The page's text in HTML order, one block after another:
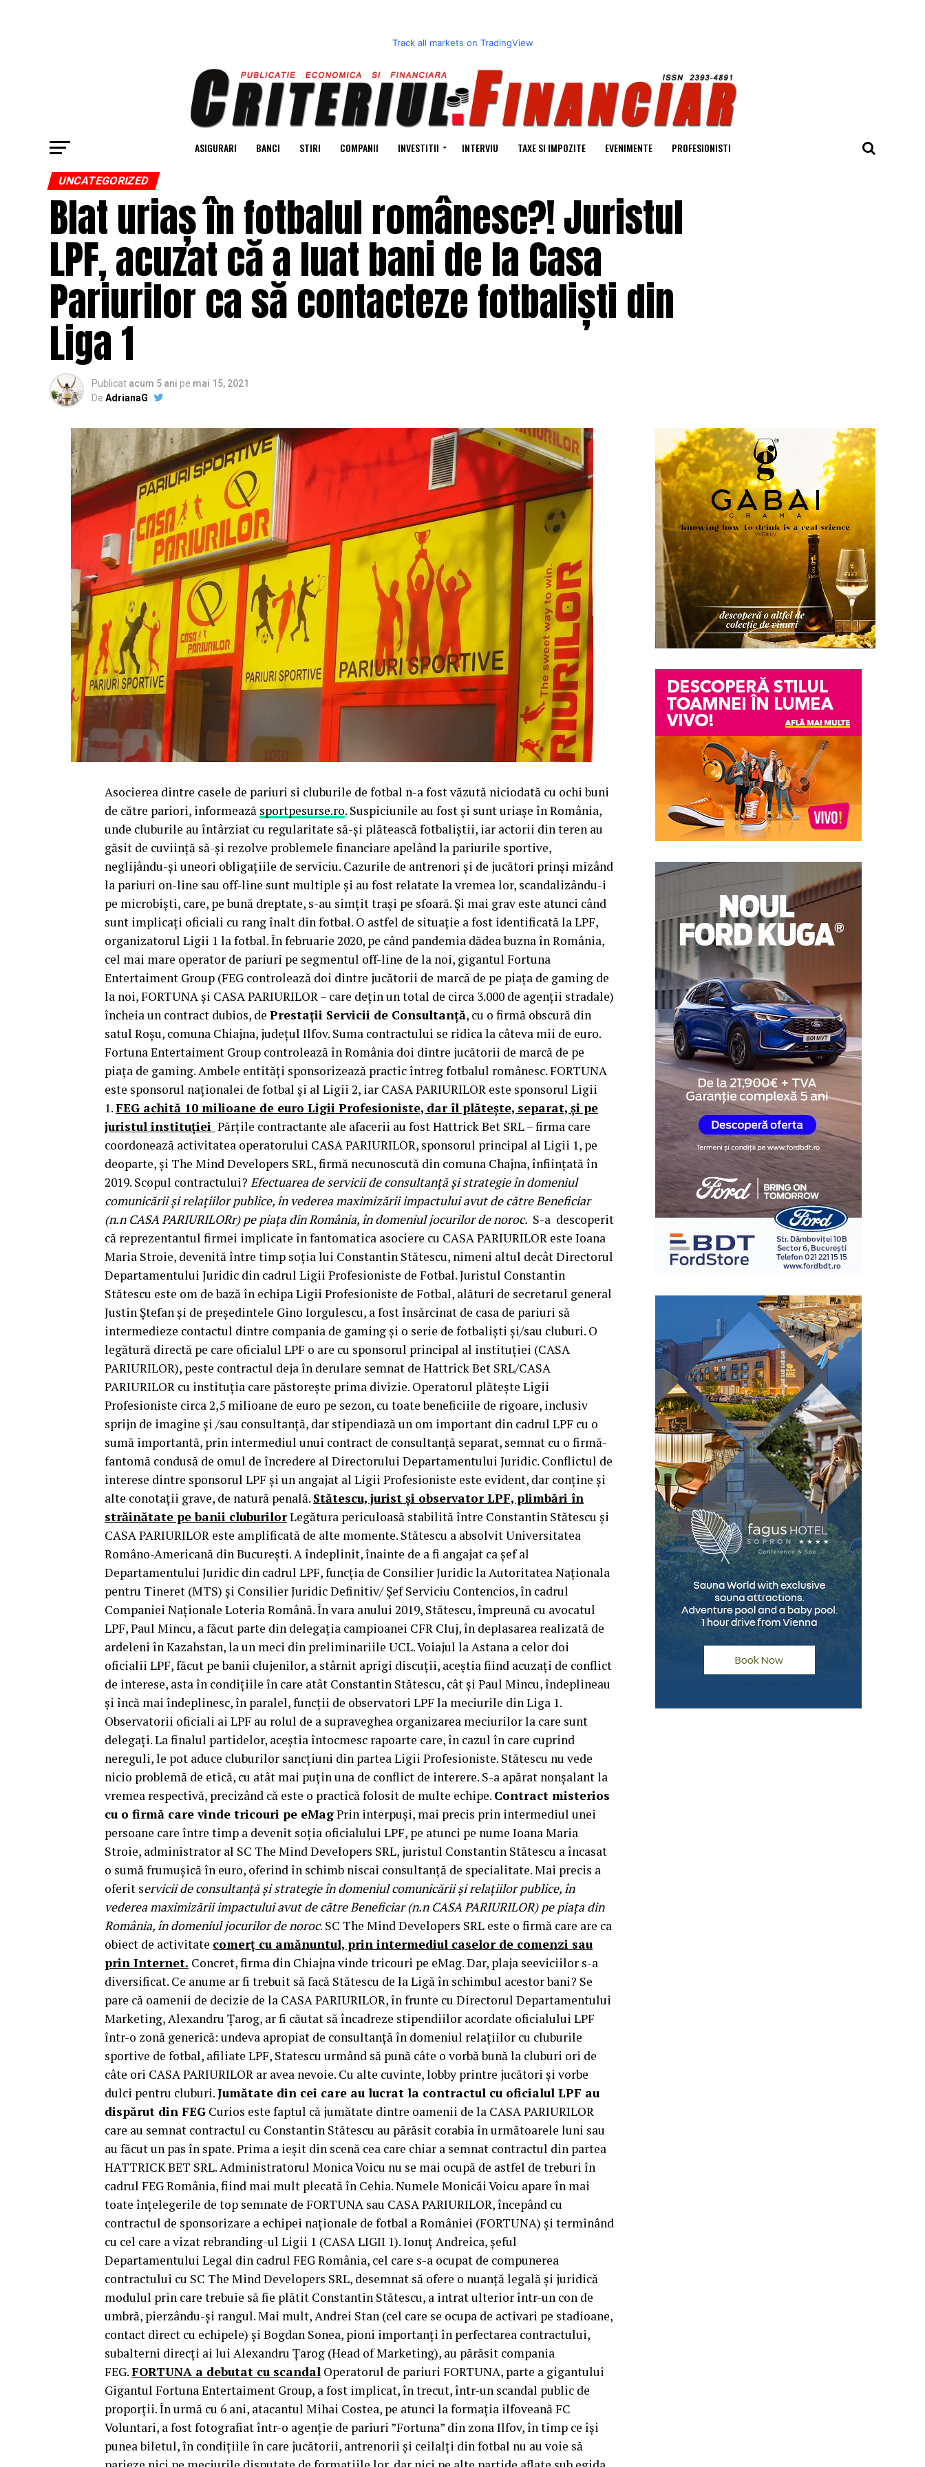
Track all markets on TradingView
ASIGURARI BANCI STIRI COMPANII INVESTITII INTERVIU TAXE SI IMPOZITE EVENIMENTE PROFESIONISTI
UNCATEGORIZED
Blat uriaș în fotbalul românesc?! Juristul
LPF, acuzat că a luat bani de la Casa
Pariurilor ca să contacteze fotbaliști din
Liga 1
Publicat acum 5 ani pe mai 15, 2021
De AdrianaG
Asocierea dintre casele de pariuri si cluburile de fotbal n-a fost văzută niciodată cu ochi buni
de către pariori, informează sportpesurse.ro. Suspiciunile au fost și sunt uriașe în România,
unde cluburile au întârziat cu regularitate să-și plătească fotbaliștii, iar actorii din teren au
găsit de cuviință să-și rezolve problemele financiare apelând la pariurile sportive,
neglijându-și uneori obligațiile de serviciu. Cazurile de antrenori și de jucători prinși mizând
la pariuri on-line sau off-line sunt multiple și au fost relatate la vremea lor, scandalizându-i
pe microbiști, care, pe bună dreptate, s-au simțit trași pe sfoară. Și mai grav este atunci când
sunt implicați oficiali cu rang înalt din fotbal. O astfel de situație a fost identificată la LPF,
organizatorul Ligii 1 la fotbal. În februarie 2020, pe când pandemia dădea buzna în România,
cel mai mare operator de pariuri pe segmentul off-line de la noi, gigantul Fortuna
Entertaiment Group (FEG controlează doi dintre jucătorii de marcă de pe piața de gaming de
la noi, FORTUNA și CASA PARIURILOR – care dețin un total de circa 3.000 de agenții stradale)
încheia un contract dubios, de Prestații Servicii de Consultanță, cu o firmă obscură din
satul Roșu, comuna Chiajna, județul Ilfov. Suma contractului se ridica la câteva mii de euro.
Fortuna Entertaiment Group controlează în România doi dintre jucătorii de marcă de pe
piața de gaming. Ambele entități sponsorizează practic întreg fotbalul românesc. FORTUNA
este sponsorul naționalei de fotbal și al Ligii 2, iar CASA PARIURILOR este sponsorul Ligii
1.FEG achită 10 milioane de euro Ligii Profesioniste, dar îl plătește, separat, și pe
juristul instituției Părțile contractante ale afacerii au fost Hattrick Bet SRL – firma care
coordonează activitatea operatorului CASA PARIURILOR, sponsorul principal al Ligii 1, pe
deoparte, și The Mind Developers SRL, firmă necunoscută din comuna Chajna, înființată în
2019. Scopul contractului? Efectuarea de servicii de consultanță și strategie în domeniul
comunicării și relațiilor publice, în vederea maximizării impactului avut de către Beneficiar
(n.n CASA PARIURILORr) pe piața din România, în domeniul jocurilor de noroc. S-a descoperit
că reprezentantul firmei implicate în fantomatica asociere cu CASA PARIURILOR este Ioana
Maria Stroie, devenită între timp soția lui Constantin Stătescu, nimeni altul decât Directorul
Departamentului Juridic din cadrul Ligii Profesioniste de Fotbal. Juristul Constantin
Stătescu este om de bază în echipa Ligii Profesioniste de Fotbal, alături de secretarul general
Justin Ștefan și de președintele Gino Iorgulescu, a fost însărcinat de casa de pariuri să
intermedieze contactul dintre compania de gaming și o serie de fotbaliști și/sau cluburi. O
legătură directă pe care oficialul LPF o are cu sponsorul principal al instituției (CASA
PARIURILOR), peste contractul deja în derulare semnat de Hattrick Bet SRL/CASA
PARIURILOR cu instituția care păstorește prima divizie. Operatorul plătește Ligii
Profesioniste circa 2,5 milioane de euro pe sezon, cu toate beneficiile de rigoare, inclusiv
sprijn de imagine și /sau consultanță, dar stipendiază un om important din cadrul LPF cu o
sumă importantă, prin intermediul unui contract de consultanță separat, semnat cu o firmă-
fantomă condusă de omul de încredere al Directorului Departamentului Juridic. Conflictul de
interese dintre sponsorul LPF și un angajat al Ligii Profesioniste este evident, dar conține și
alte conotații grave, de natură penală. Stătescu, jurist și observator LPF, plimbări în
străinătate pe banii cluburilorLegătura periculoasă stabilită între Constantin Stătescu și
CASA PARIURILOR este amplificată de alte momente. Stătescu a absolvit Universitatea
Româno-Americană din București. A îndeplinit, înainte de a fi angajat ca șef al
Departamentului Juridic din cadrul LPF, funcția de Consilier Juridic la Autoritatea Naționala
pentru Tineret (MTS) și Consilier Juridic Definitiv/ Șef Serviciu Contencios, în cadrul
Companiei Naționale Loteria Română. În vara anului 2019, Stătescu, împreună cu avocatul
LPF, Paul Mincu, a făcut parte din delegația campioanei CFR Cluj, în deplasarea realizată de
ardeleni în Kazahstan, la un meci din preliminariile UCL. Voiajul la Astana a celor doi
oficialii LPF, făcut pe banii clujenilor, a stârnit aprigi discuții, aceștia fiind acuzați de conflict
de interese, asta în condițiile în care atât Constantin Stătescu, cât și Paul Mincu, îndeplineau
și încă mai îndeplinesc, în paralel, funcții de observatori LPF la meciurile din Liga 1.
Observatorii oficiali ai LPF au rolul de a supraveghea organizarea meciurilor la care sunt
delegați. La finalul partidelor, aceștia întocmesc rapoarte care, în cazul în care cuprind
nereguli, le pot aduce cluburilor sancțiuni din partea Ligii Profesioniste. Stătescu nu vede
nicio problemă de etică, cu atât mai puțin una de conflict de interere. S-a apărat nonșalant la
vremea respectivă, precizând că este o practică folosit de multe echipe. Contract misterios
cu o firmă care vinde tricouri pe eMagPrin interpuși, mai precis prin intermediul unei
persoane care între timp a devenit soția oficialului LPF, pe atunci pe nume Ioana Maria
Stroie, administrator al SC The Mind Developers SRL, juristul Constantin Stătescu a încasat
o sumă frumușică în euro, oferind în schimb niscai consultanță de specialitate. Mai precis a
oferit servicii de consultanță și strategie în domeniul comunicării și relațiilor publice, în
vederea maximizării impactului avut de către Beneficiar (n.n CASA PARIURILOR) pe piața din
România, în domeniul jocurilor de noroc. SC The Mind Developers SRL este o firmă care are ca
obiect de activitate comerț cu amănuntul, prin intermediul caselor de comenzi sau
prin Internet. Concret, firma din Chiajna vinde tricouri pe eMag. Dar, plaja seeviciilor s-a
diversificat. Ce anume ar fi trebuit să facă Stătescu de la Ligă în schimbul acestor bani? Se
pare că oamenii de decizie de la CASA PARIURILOR, în frunte cu Directorul Departamentului
Marketing, Alexandru Țarog, ar fi căutat să încadreze stipendiilor acordate oficialului LPF
într-o zonă generică: undeva apropiat de consultanță în domeniul relațiilor cu cluburile
sportive de fotbal, afiliate LPF, Statescu urmând să pună câte o vorbă bună la cluburi ori de
câte ori CASA PARIURILOR ar avea nevoie. Cu alte cuvinte, lobby printre jucători și vorbe
dulci pentru cluburi.Jumătate din cei care au lucrat la contractul cu oficialul LPF au
dispărut din FEG Curios este faptul că jumătate dintre oamenii de la CASA PARIURILOR
care au semnat contractul cu Constantin Stătescu au părăsit corabia în următoarele luni sau
au făcut un pas în spate. Prima a ieșit din scenă cea care chiar a semnat contractul din partea
HATTRICK BET SRL. Administratorul Monica Voicu nu se mai ocupă de astfel de treburi în
cadrul FEG România, fiind mai mult plecată în Cehia. Numele Monicăi Voicu apare în mai
toate înțelegerile de top semnate de FORTUNA sau CASA PARIURILOR, începând cu
contractul de sponsorizare a echipei naționale de fotbal a României (FORTUNA) și terminând
cu cel care a vizat rebranding-ul Ligii 1 (CASA LIGII 1). Ionuț Andreica, șeful
Departamentului Legal din cadrul FEG România, cel care s-a ocupat de compunerea
contractului cu SC The Mind Developers SRL, desemnat să ofere o nuanță legală și juridică
modulul prin care trebuie să fie plătit Constantin Stătescu, a intrat ulterior într-un con de
umbră, pierzându-și rangul. Mai mult, Andrei Stan (cel care se ocupa de activari pe stadioane,
contact direct cu echipele) și Bogdan Sonea, pioni importanți în perfectarea contractului,
subalterni direcți ai lui Alexandru Țarog (Head of Marketing), au părăsit compania
FEG.FORTUNA a debutat cu scandal Operatorul de pariuri FORTUNA, parte a gigantului
Gigantul Fortuna Entertaiment Group, a fost implicat, în trecut, într-un scandal public de
proporții. În urmă cu 6 ani, atacantul Mihai Costea, pe atunci la formația ilfoveană FC
Voluntari, a fost fotografiat într-o agenție de pariuri ”Fortuna” din zona Ilfov, în timp ce își
punea biletul, în condițiile în care jucătorii, antrenorii și ceilalți din fotbal nu au voie să